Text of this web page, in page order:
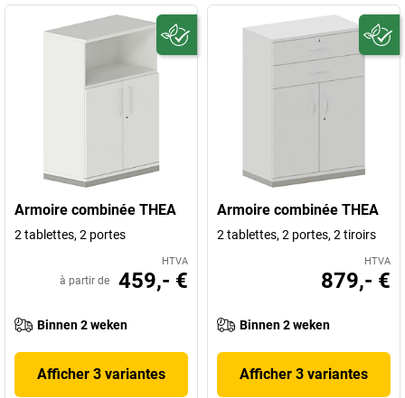
Armoire combinée THEA
2 tablettes, 2 portes
HTVA
à partir de 459,- €
Binnen 2 weken
Afficher 3 variantes
Armoire combinée THEA
2 tablettes, 2 portes, 2 tiroirs
HTVA
879,- €
Binnen 2 weken
Afficher 3 variantes